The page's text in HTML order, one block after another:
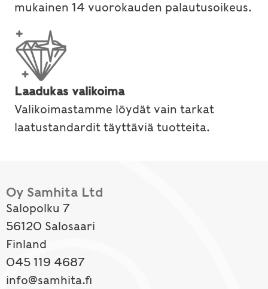
mukainen 14 vuorokauden palautusoikeus.
Laadukas valikoima
Valikoimastamme löydät vain tarkat
laatustandardit täyttäviä tuotteita.
Oy Samhita Ltd
Salopolku 7
56120 Salosaari
Finland
045 119 4687
info@samhita.fi